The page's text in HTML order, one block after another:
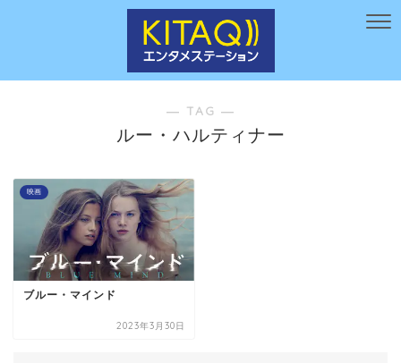
― TAG ―
ルー・ハルティナー
映画
ブルー・マインド
2023年3月30日